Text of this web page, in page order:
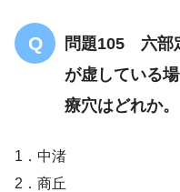
問題105 六部
が虚している
療穴はどれか。
1．中渚
2．商丘